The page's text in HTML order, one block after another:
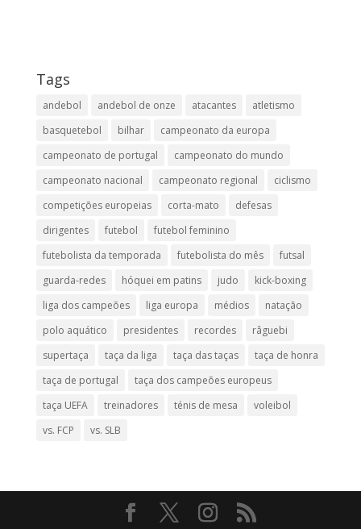
Tags
andebol andebol de onze atacantes
atletismo
basquetebol
bilhar
campeonato da europa
campeonato de portugal
campeonato do mundo
campeonato nacional
campeonato regional
ciclismo
competições europeias
corta-mato
defesas
dirigentes
futebol
futebol feminino
futebolista da temporada
futebolista do mês
futsal
guarda-redes
hóquei em patins judo
kick-boxing
liga dos campeões
liga europa médios
natação
polo aquático
presidentes recordes
râguebi
supertaça
taça da liga taça das taças
taça de honra
taça de portugal
taça dos campeões europeus
taça UEFA
treinadores ténis de mesa
voleibol
vs. FCP
vs. SLB